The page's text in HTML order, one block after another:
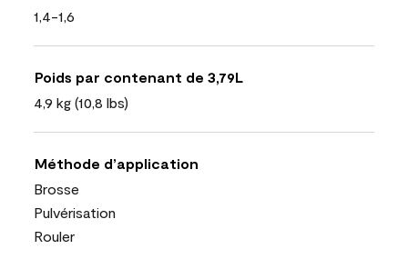
1,4-1,6
Poids par contenant de 3,79L
4,9 kg (10,8 lbs)
Méthode d’application
Brosse
Pulvérisation
Rouler